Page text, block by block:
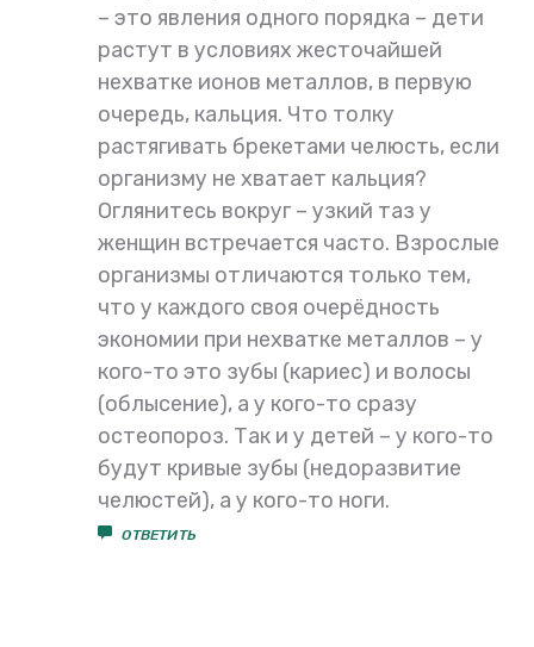
– это явления одного порядка – дети
растут в условиях жесточайшей
нехватке ионов металлов, в первую
очередь, кальция. Что толку
растягивать брекетами челюсть, если
организму не хватает кальция?
Оглянитесь вокруг – узкий таз у
женщин встречается часто. Взрослые
организмы отличаются только тем,
что у каждого своя очерёдность
экономии при нехватке металлов – у
кого-то это зубы (кариес) и волосы
(облысение), а у кого-то сразу
остеопороз. Так и у детей – у кого-то
будут кривые зубы (недоразвитие
челюстей), а у кого-то ноги.
ОТВЕТИТЬ